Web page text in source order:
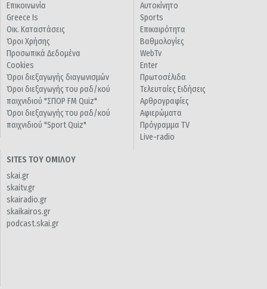
Επικοινωνία
Greece Is
Οικ. Καταστάσεις
Όροι Χρήσης
Προσωπικά Δεδομένα
Cookies
Όροι διεξαγωγής διαγωνισμών
Όροι διεξαγωγής του ραδ/κού
παιχνιδιού "ΣΠΟΡ FM Quiz"
Όροι διεξαγωγής του ραδ/κού
παιχνιδιού "Sport Quiz"
Αυτοκίνητο
Sports
Επικαιρότητα
Βαθμολογίες
WebTv
Enter
Πρωτοσέλιδα
Τελευταίες Ειδήσεις
Αρθρογραφίες
Αφιερώματα
Πρόγραμμα TV
Live-radio
SITES ΤΟΥ ΟΜΙΛΟΥ
skai.gr
skaitv.gr
skairadio.gr
skaikairos.gr
podcast.skai.gr